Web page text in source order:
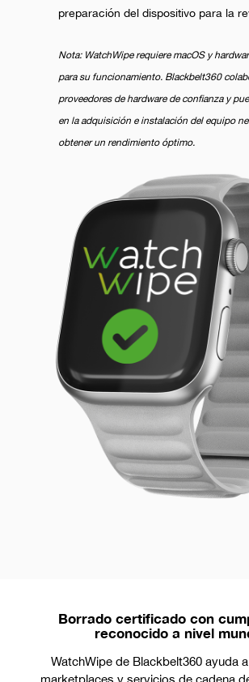
preparación del dispositivo para la
Nota: WatchWipe requiere macOS y
para su funcionamiento. Blackbelt360
proveedores de hardware de confianza y
en la adquisición e instalación del equipo
obtener un rendimiento óptimo.
Borrado certificado con
reconocido a nivel
WatchWipe de Blackbelt360 ayuda
marketplaces y servicios de cadena